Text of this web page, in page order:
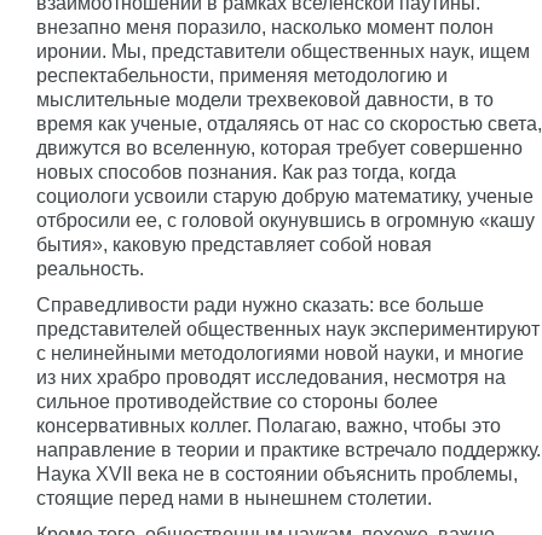
внезапно меня поразило, насколько момент полон
иронии. Мы, представители общественных наук, ищем
респектабельности, применяя методологию и
мыслительные модели трехвековой давности, в то
время как ученые, отдаляясь от нас со скоростью света,
движутся во вселенную, которая требует совершенно
новых способов познания. Как раз тогда, когда
социологи усвоили старую добрую математику, ученые
отбросили ее, с головой окунувшись в огромную «кашу
бытия», каковую представляет собой новая
реальность.
Справедливости ради нужно сказать: все больше
представителей общественных наук экспериментируют
с нелинейными методологиями новой науки, и многие
из них храбро проводят исследования, несмотря на
сильное противодействие со стороны более
консервативных коллег. Полагаю, важно, чтобы это
направление в теории и практике встречало поддержку.
Наука XVII века не в состоянии объяснить проблемы,
стоящие перед нами в нынешнем столетии.